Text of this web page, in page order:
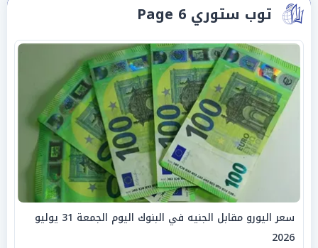
توب ستوري Page 6
سعر اليورو مقابل الجنيه في البنوك اليوم الجمعة 31 يوليو
2026